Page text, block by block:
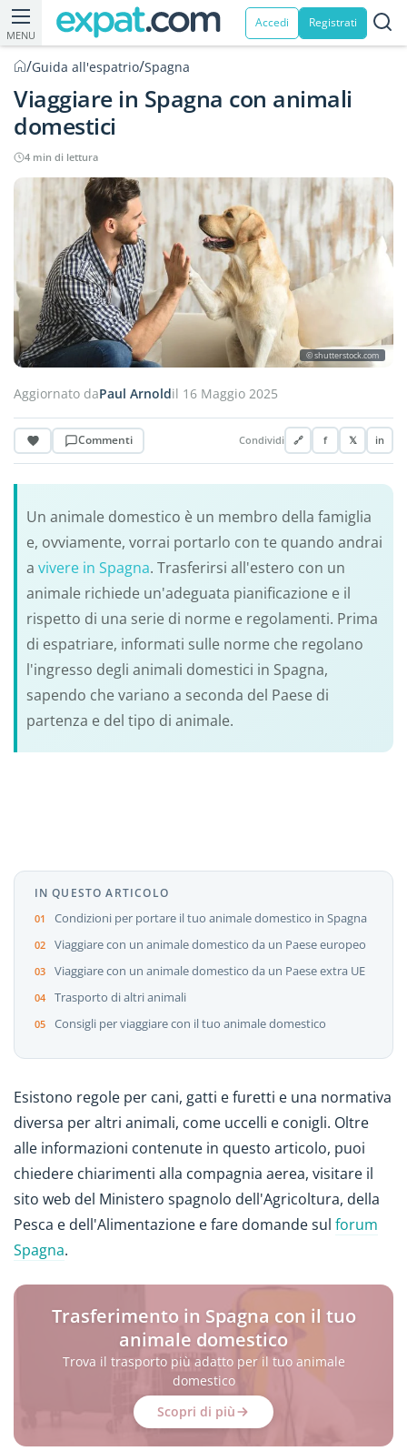
MENU
Accedi Registrati
/Guida all'espatrio/Spagna
Viaggiare in Spagna con animali
domestici
4 min di lettura
© shutterstock.com
Aggiornato daPaul Arnoldil 16 Maggio 2025
Commenti Condividi 🔗 f 𝕏 in
Un animale domestico è un membro della famiglia
e, ovviamente, vorrai portarlo con te quando andrai
a vivere in Spagna. Trasferirsi all'estero con un
animale richiede un'adeguata pianificazione e il
rispetto di una serie di norme e regolamenti. Prima
di espatriare, informati sulle norme che regolano
l'ingresso degli animali domestici in Spagna,
sapendo che variano a seconda del Paese di
partenza e del tipo di animale.
IN QUESTO ARTICOLO
Condizioni per portare il tuo animale domestico in Spagna
Viaggiare con un animale domestico da un Paese europeo
Viaggiare con un animale domestico da un Paese extra UE
Trasporto di altri animali
Consigli per viaggiare con il tuo animale domestico
Esistono regole per cani, gatti e furetti e una normativa
diversa per altri animali, come uccelli e conigli. Oltre
alle informazioni contenute in questo articolo, puoi
chiedere chiarimenti alla compagnia aerea, visitare il
sito web del Ministero spagnolo dell'Agricoltura, della
Pesca e dell'Alimentazione e fare domande sul forum
Spagna.
Trasferimento in Spagna con il tuo
animale domestico
Trova il trasporto più adatto per il tuo animale
domestico
Scopri di più